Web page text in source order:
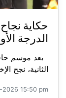
حكاية
الدرجة
بعد موسم
الثانية، نجح
2026 15:50 pm